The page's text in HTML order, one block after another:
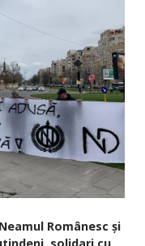
Românesc și